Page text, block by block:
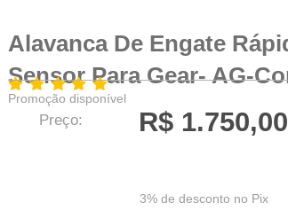
Alavanca De Engate
Sensor Para Gear- AG-
Promoção disponível
Preço: R$ 1.750,00
3% de desconto no Pix